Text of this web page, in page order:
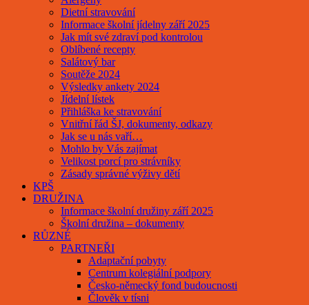
Dietní stravování
Informace školní jídelny září 2025
Jak mít své zdraví pod kontrolou
Oblíbené recepty
Salátový bar
Soutěže 2024
Výsledky ankety 2024
Jídelní lístek
Přihláška ke stravování
Vnitřní řád ŠJ, dokumenty, odkazy
Jak se u nás vaří…
Mohlo by Vás zajímat
Velikost porcí pro strávníky
Zásady správné výživy dětí
KPŠ
DRUŽINA
Informace školní družiny září 2025
Školní družina – dokumenty
RŮZNÉ
PARTNEŘI
Adaptační pobyty
Centrum kolegiální podpory
Česko-německý fond budoucnosti
Člověk v tísni